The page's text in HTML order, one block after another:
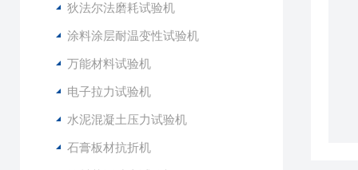
狄法尔法磨耗试验机
涂料涂层耐温变性试验机
万能材料试验机
电子拉力试验机
水泥混凝土压力试验机
石膏板材抗折机